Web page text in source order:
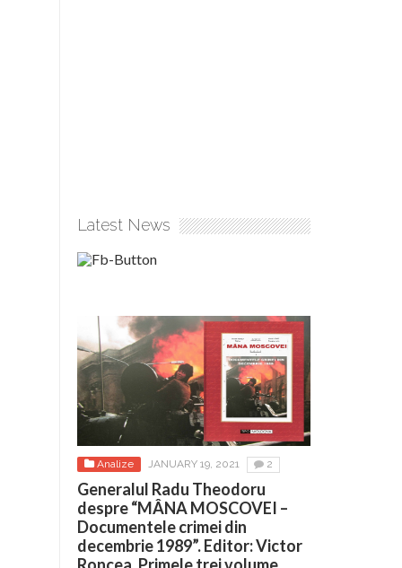
Latest News
Analize JANUARY 19, 2021 2
Generalul Radu Theodoru
despre “MÂNA MOSCOVEI –
Documentele crimei din
decembrie 1989”. Editor: Victor